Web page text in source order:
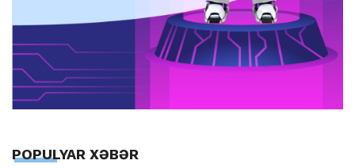
POPULYAR XƏBƏR